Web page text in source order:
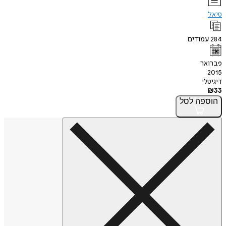
סיאל
284עמודים
פברואר
2015
דיגיטלי
₪33
הוספה לסל